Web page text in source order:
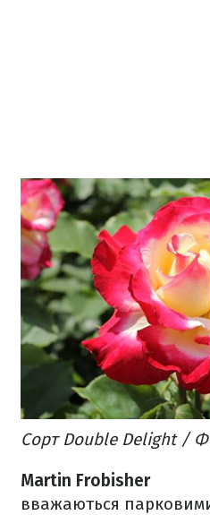
Сорт Double Delight /
Martin Frobisher
вважаються